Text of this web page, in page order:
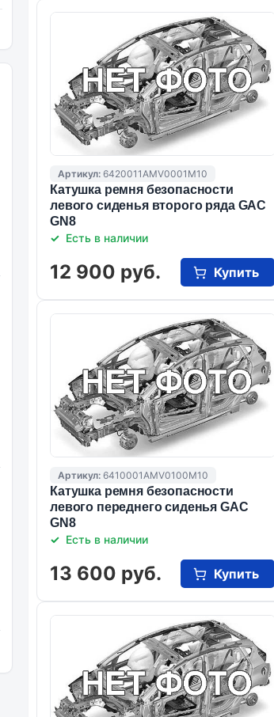
Артикул: 6420011AMV0001M10
Катушка ремня безопасности
левого сиденья второго ряда GAC
GN8
Есть в наличии
12 900 руб. Купить
Артикул: 6410001AMV0100M10
Катушка ремня безопасности
левого переднего сиденья GAC
GN8
Есть в наличии
13 600 руб. Купить